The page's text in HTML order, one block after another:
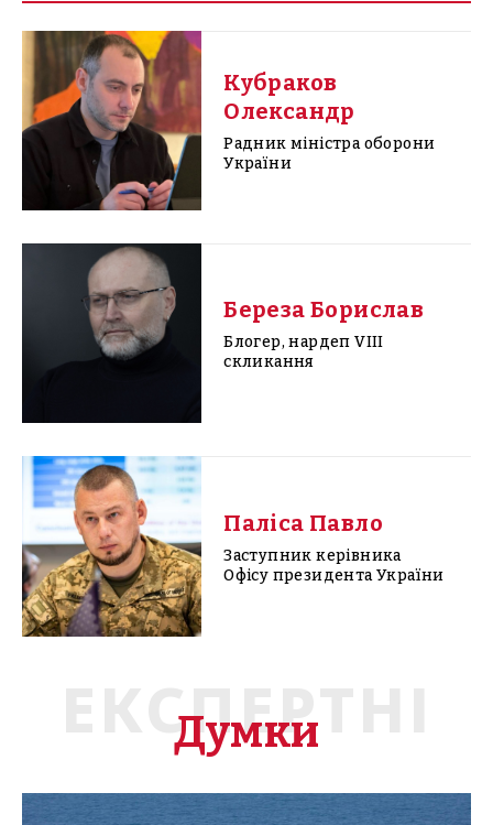
Кубраков
Олександр
Радник міністра оборони
України
Береза Борислав
Блогер, нардеп VIII
скликання
Паліса Павло
Заступник керівника
Офісу президента України
ЕКСПЕРТНІ
Думки